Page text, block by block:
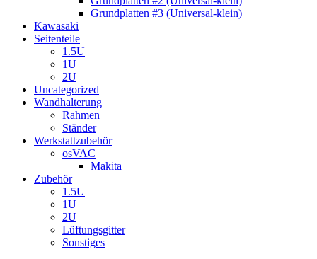
Grundplatten #3 (Universal-klein)
Kawasaki
Seitenteile
1.5U
1U
2U
Uncategorized
Wandhalterung
Rahmen
Ständer
Werkstattzubehör
osVAC
Makita
Zubehör
1.5U
1U
2U
Lüftungsgitter
Sonstiges